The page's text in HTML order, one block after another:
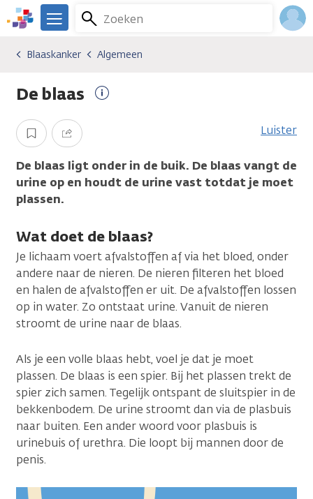
Overslaan
en
gaan
We
er
je.
Zoeken
Menu
Kankersoorten
Blaaskanker
Algemeen
Blaaskanker Algemeen
De blaas
Opslaan Delen Luister
De blaas ligt onder in de buik. De blaas vangt de
urine op en houdt de urine vast totdat je moet
plassen.
Wat doet de blaas?
Je lichaam voert afvalstoffen af via het bloed, onder
andere naar de nieren. De nieren filteren het bloed
en halen de afvalstoffen er uit. De afvalstoffen lossen
op in water. Zo ontstaat urine. Vanuit de nieren
stroomt de urine naar de blaas.
Als je een volle blaas hebt, voel je dat je moet
plassen. De blaas is een spier. Bij het plassen trekt de
spier zich samen. Tegelijk ontspant de sluitspier in de
bekkenbodem. De urine stroomt dan via de plasbuis
naar buiten. Een ander woord voor plasbuis is
urinebuis of urethra. Die loopt bij mannen door de
penis.